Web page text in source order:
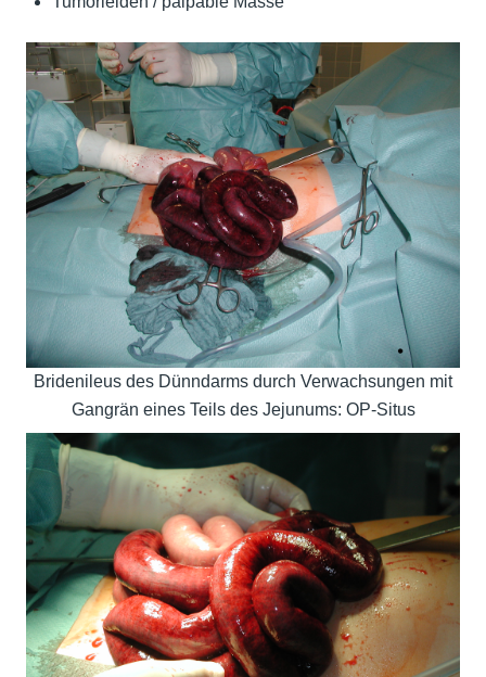
Bridenileus des Dünndarms durch Verwachsungen mit
Gangrän eines Teils des Jejunums: OP-Situs